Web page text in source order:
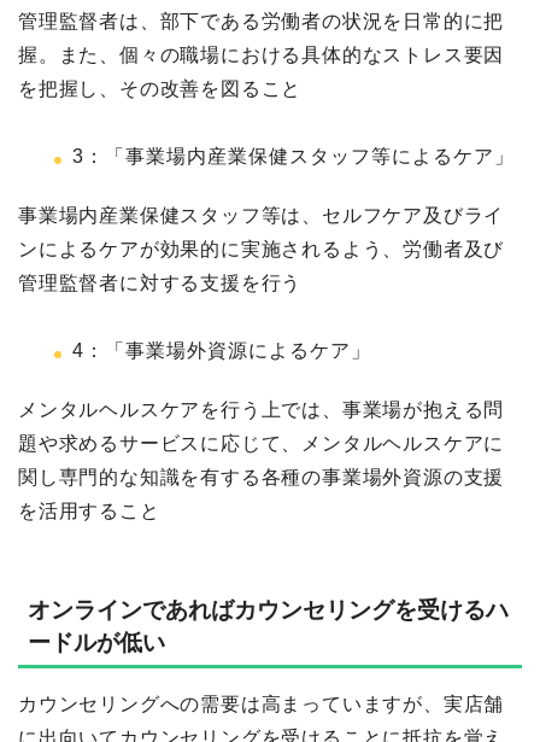
管理監督者は、部下である労働者の状況を日常的に把
握。また、個々の職場における具体的なストレス要因
を把握し、その改善を図ること
3：「事業場内産業保健スタッフ等によるケア」
事業場内産業保健スタッフ等は、セルフケア及びライ
ンによるケアが効果的に実施されるよう、労働者及び
管理監督者に対する支援を行う
4：「事業場外資源によるケア」
メンタルヘルスケアを行う上では、事業場が抱える問
題や求めるサービスに応じて、メンタルヘルスケアに
関し専門的な知識を有する各種の事業場外資源の支援
を活用すること
オンラインであればカウンセリングを受けるハ
ードルが低い
カウンセリングへの需要は高まっていますが、実店舗